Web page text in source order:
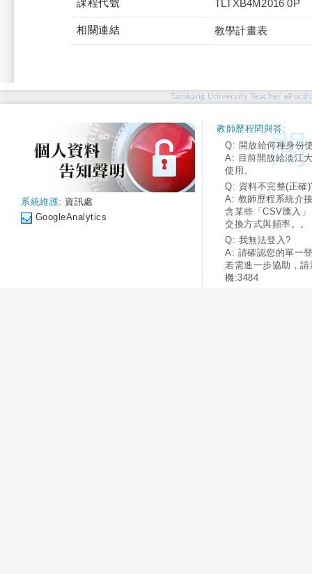
課程代號 TLTXB4M2016 0P
相關連結 教學計畫表
Tamkang University Teacher
系統維護: 資訊處
GoogleAnalytics
教師歷程問與答:
Q: 開放給何種身份
A: 目前開放給淡江
使用。
Q: 資料不完整(正確
A: 教師歷程系統介
含某些「CSV匯入
交換方式與頻率。。
Q: 我無法登入?
A: 請確認您的單一
若需進一步協助，
機:3484